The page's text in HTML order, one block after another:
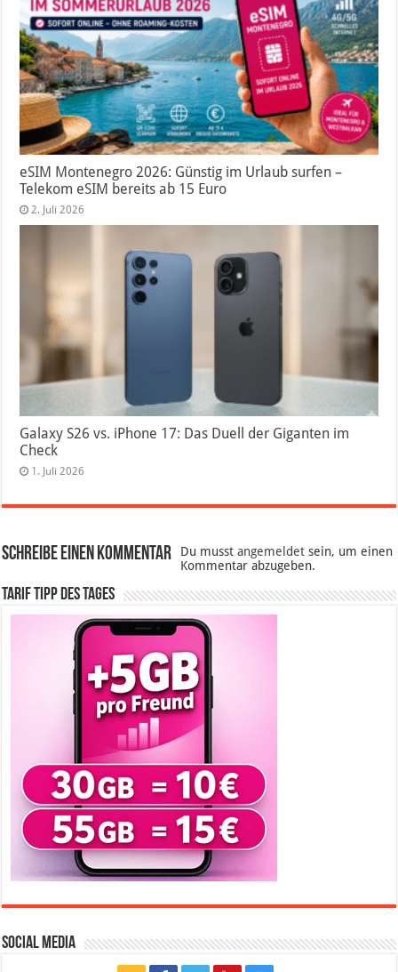
eSIM Montenegro 2026: Günstig im Urlaub surfen –
Telekom eSIM bereits ab 15 Euro
2. Juli 2026
Galaxy S26 vs. iPhone 17: Das Duell der Giganten im
Check
1. Juli 2026
Schreibe einen Kommentar Du musstangemeldet sein, um einen
Kommentar abzugeben.
Tarif Tipp des Tages
Social Media